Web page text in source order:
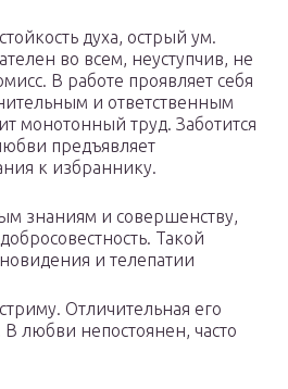
духа, острый ум.
во всем, неуступчив, не
В работе проявляет себя
и ответственным
монотонный труд. Заботится
предъявляет
к избраннику.
знаниям и совершенству,
Такой
и телепатии
Отличительная его
В любви непостоянен, часто